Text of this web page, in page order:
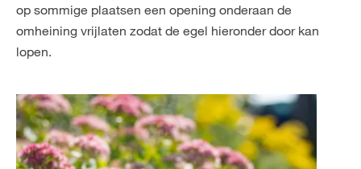
op sommige plaatsen een opening onderaan de
omheining vrijlaten zodat de egel hieronder door kan
lopen.